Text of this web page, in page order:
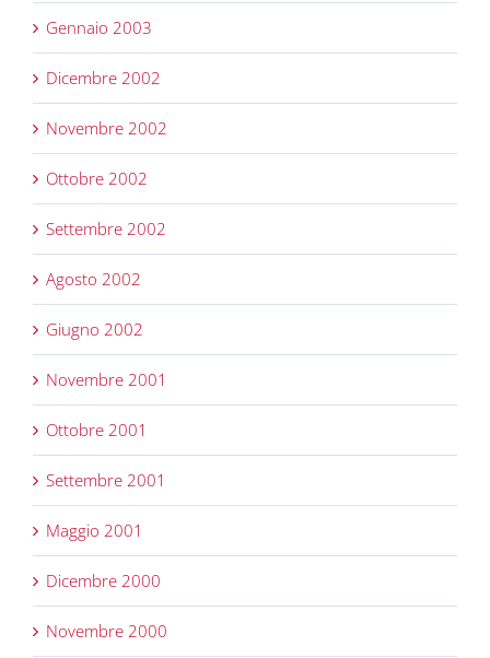
Gennaio 2003
Dicembre 2002
Novembre 2002
Ottobre 2002
Settembre 2002
Agosto 2002
Giugno 2002
Novembre 2001
Ottobre 2001
Settembre 2001
Maggio 2001
Dicembre 2000
Novembre 2000